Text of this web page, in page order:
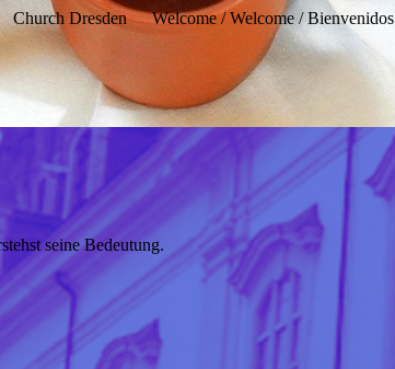
Church Dresden Welcome / Welcome / Bienvenidos
seine Bedeutung.